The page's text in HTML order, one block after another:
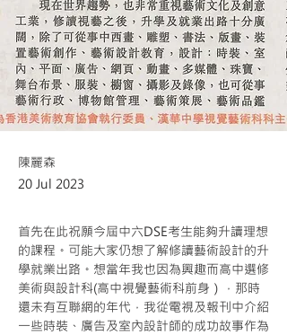
陳麗森
20 Jul 2023
首先在此祝願今屆中六DSE考生能夠升讀理想
的課程。可能大家仍想了解修讀藝術設計的升
學就業出路。想當年我也因為興趣而高中選修
美術與設計科(高中視覺藝術科前身），那時
還未有互聯網的年代，我從電視及報刊中介紹
一些時裝、廣告及室內設計師的成功故事作為